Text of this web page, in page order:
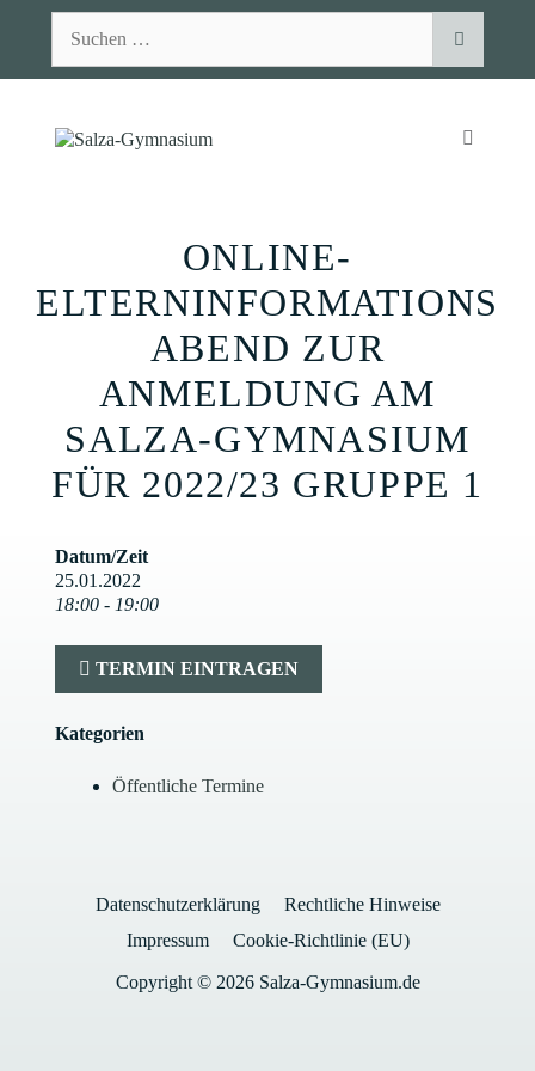
nach:
ONLINE-
ELTERNINFORMATIONS
ABEND ZUR
ANMELDUNG AM
SALZA-GYMNASIUM
FÜR 2022/23 GRUPPE 1
Datum/Zeit
25.01.2022
18:00 - 19:00
TERMIN EINTRAGEN
Kategorien
Öffentliche Termine
Datenschutzerklärung
Rechtliche Hinweise
Impressum
Cookie-Richtlinie (EU)
Copyright © 2026 Salza-Gymnasium.de